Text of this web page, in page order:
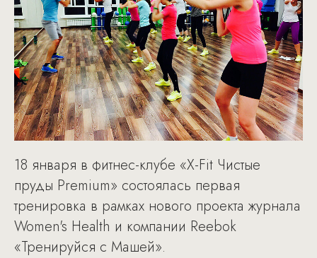
18 января в фитнес-клубе «X-Fit Чистые
пруды Premium» состоялась первая
тренировка в рамках нового проекта журнала
Women's Health и компании Reebok
«Тренируйся с Машей».